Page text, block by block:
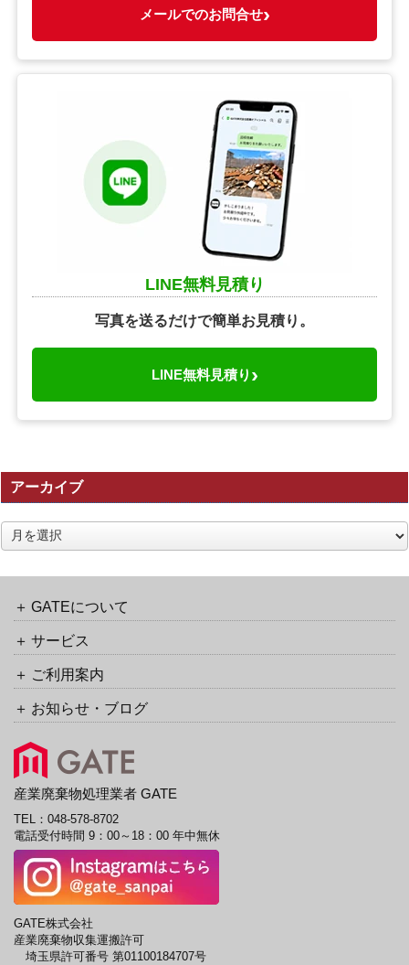
メールでのお問合せ›
LINE無料見積り
写真を送るだけで簡単お見積り。
LINE無料見積り ›
アーカイブ
ア
ー
GATEについて
サービス
ご利用案内
お知らせ・ブログ
産業廃棄物処理業者 GATE
TEL： 048-578-8702
電話受付時間 9：00～18：00 年中無休
GATE株式会社
産業廃棄物収集運搬許可
埼玉県許可番号 第01100184707号